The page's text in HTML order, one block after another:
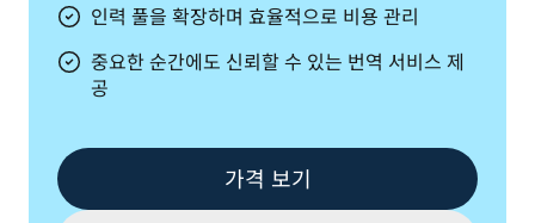
인력 풀을 확장하며 효율적으로 비용 관리
중요한 순간에도 신뢰할 수 있는 번역 서비스 제
공
가격 보기